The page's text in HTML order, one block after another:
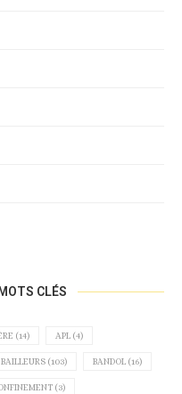
CLÉS
(14) APL (4)
BAILLEURS (103) BANDOL (16)
(3)